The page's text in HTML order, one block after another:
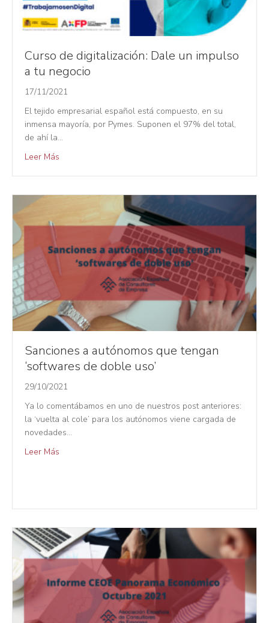
Curso de digitalización: Dale un impulso
a tu negocio
17/11/2021
El tejido empresarial español está compuesto, en su
inmensa mayoría, por Pymes. Suponen el 97% del total,
de ahí la…
Leer Más
Sanciones a autónomos que tengan
‘softwares de doble uso’
29/10/2021
Ya lo comentábamos en uno de nuestros post anteriores:
la ‘vuelta al cole’ para los autónomos viene cargada de
novedades…
Leer Más